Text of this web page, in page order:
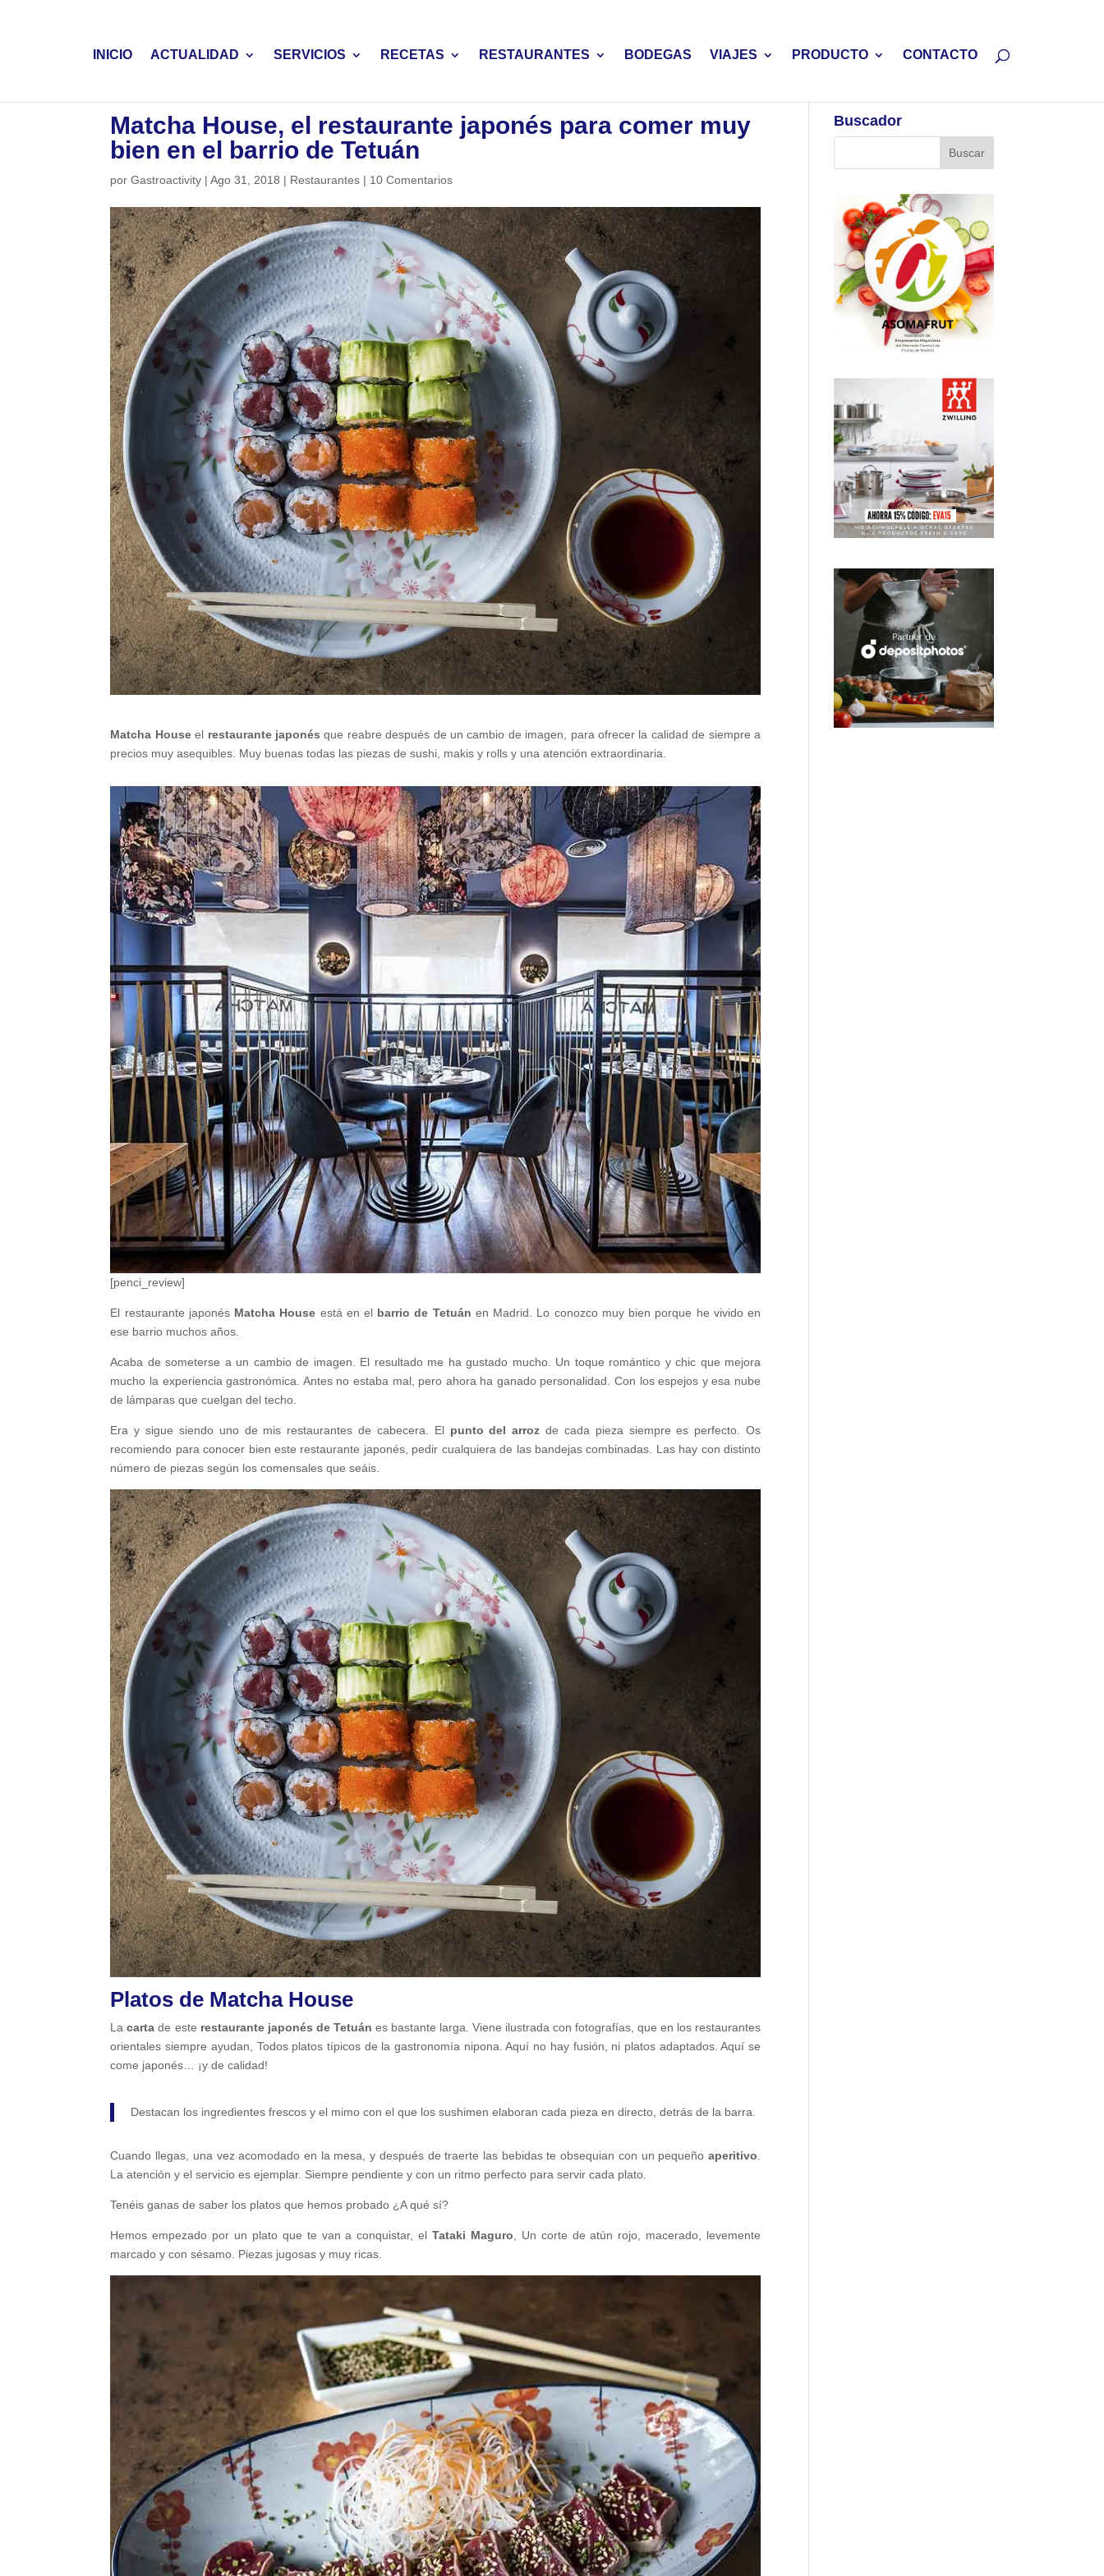
INICIO ACTUALIDAD SERVICIOS RECETAS RESTAURANTES BODEGAS VIAJES PRODUCTO CONTACTO
Matcha House, el restaurante japonés para comer muy
bien en el barrio de Tetuán
porGastroactivity |Ago 31, 2018 | Restaurantes | 10 Comentarios
Matcha Houseel restaurante japonés que reabre después de un cambio de imagen, para ofrecer la calidad de siempre a
precios muy asequibles. Muy buenas todas las piezas de sushi, makis y rolls y una atención extraordinaria.
[penci_review]
El restaurante japonés Matcha House está en el barrio de Tetuán en Madrid. Lo conozco muy bien porque he vivido en
ese barrio muchos años.
Acaba de someterse a un cambio de imagen. El resultado me ha gustado mucho. Un toque romántico y chic que mejora
mucho la experiencia gastronómica. Antes no estaba mal, pero ahora ha ganado personalidad. Con los espejos y esa nube
de lámparas que cuelgan del techo.
Era y sigue siendo uno de mis restaurantes de cabecera. El punto del arroz de cada pieza siempre es perfecto. Os
recomiendo para conocer bien este restaurante japonés, pedir cualquiera de las bandejas combinadas. Las hay con distinto
número de piezas según los comensales que seáis.
Platos de Matcha House
Lacarta de este restaurante japonés de Tetuán es bastante larga. Viene ilustrada con fotografías, que en los restaurantes
orientales siempre ayudan, Todos platos típicos de la gastronomía nipona. Aquí no hay fusión, ni platos adaptados. Aquí se
come japonés… ¡y de calidad!
Destacan los ingredientes frescos y el mimo con el que los sushimen elaboran cada pieza en directo, detrás de la barra.
Cuando llegas, una vez acomodado en la mesa, y después de traerte las bebidas te obsequian con un pequeñoaperitivo
La atención y el servicio es ejemplar. Siempre pendiente y con un ritmo perfecto para servir cada plato.
Tenéis ganas de saber los platos que hemos probado ¿A qué sí?
Hemos empezado por un plato que te van a conquistar, elTataki Maguro , Un corte de atún rojo, macerado, levemente
marcado y con sésamo. Piezas jugosas y muy ricas.
Buscador